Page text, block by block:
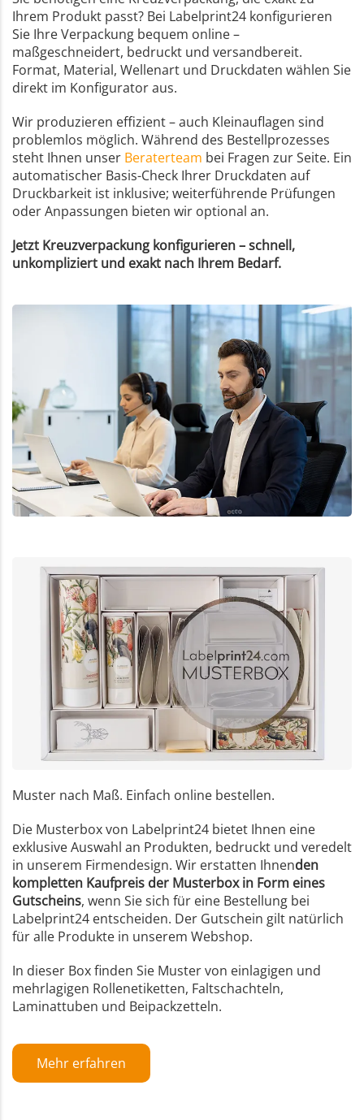
Ihrem Produkt passt? Bei Labelprint24 konfigurieren
Sie Ihre Verpackung bequem online –
maßgeschneidert, bedruckt und versandbereit.
Format, Material, Wellenart und Druckdaten wählen Sie
direkt im Konfigurator aus.
Wir produzieren effizient – auch Kleinauflagen sind
problemlos möglich. Während des Bestellprozesses
steht Ihnen unser Beraterteam bei Fragen zur Seite. Ein
automatischer Basis-Check Ihrer Druckdaten auf
Druckbarkeit ist inklusive; weiterführende Prüfungen
oder Anpassungen bieten wir optional an.
Jetzt Kreuzverpackung konfigurieren – schnell,
unkompliziert und exakt nach Ihrem Bedarf.
Muster nach Maß. Einfach online bestellen.
Die Musterbox von Labelprint24 bietet Ihnen eine
exklusive Auswahl an Produkten, bedruckt und veredelt
in unserem Firmendesign. Wir erstatten Ihnenden
kompletten Kaufpreis der Musterbox in Form eines
Gutscheins, wenn Sie sich für eine Bestellung bei
Labelprint24 entscheiden. Der Gutschein gilt natürlich
für alle Produkte in unserem Webshop.
In dieser Box finden Sie Muster von einlagigen und
mehrlagigen Rollenetiketten, Faltschachteln,
Laminattuben und Beipackzetteln.
Mehr erfahren